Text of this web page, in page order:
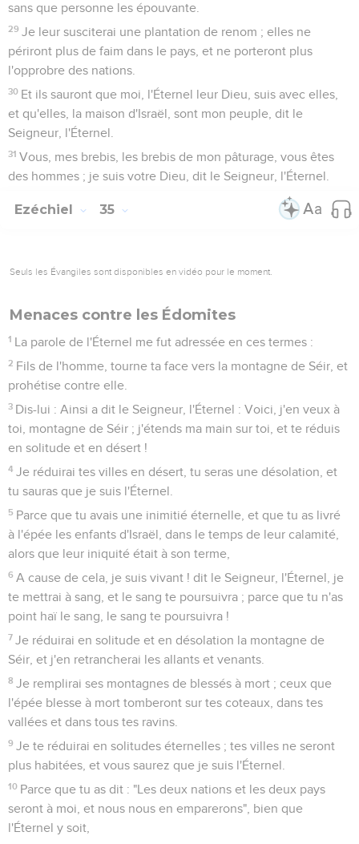
sans que personne les épouvante.
29 Je leur susciterai une plantation de renom ; elles ne
périront plus de faim dans le pays, et ne porteront plus
l'opprobre des nations.
30 Et ils sauront que moi, l'Éternel leur Dieu, suis avec elles,
et qu'elles, la maison d'Israël, sont mon peuple, dit le
Seigneur, l'Éternel.
31 Vous, mes brebis, les brebis de mon pâturage, vous êtes
des hommes ; je suis votre Dieu, dit le Seigneur, l'Éternel.
Ezéchiel 35
Seuls les Évangiles sont disponibles en vidéo pour le moment.
Menaces contre les Édomites
1 La parole de l'Éternel me fut adressée en ces termes :
2 Fils de l'homme, tourne ta face vers la montagne de Séir, et
prohétise contre elle.
3 Dis-lui : Ainsi a dit le Seigneur, l'Éternel : Voici, j'en veux à
toi, montagne de Séir ; j'étends ma main sur toi, et te réduis
en solitude et en désert !
4 Je réduirai tes villes en désert, tu seras une désolation, et
tu sauras que je suis l'Éternel.
5 Parce que tu avais une inimitié éternelle, et que tu as livré
à l'épée les enfants d'Israël, dans le temps de leur calamité,
alors que leur iniquité était à son terme,
6 A cause de cela, je suis vivant ! dit le Seigneur, l'Éternel, je
te mettrai à sang, et le sang te poursuivra ; parce que tu n'as
point haï le sang, le sang te poursuivra !
7 Je réduirai en solitude et en désolation la montagne de
Séir, et j'en retrancherai les allants et venants.
8 Je remplirai ses montagnes de blessés à mort ; ceux que
l'épée blesse à mort tomberont sur tes coteaux, dans tes
vallées et dans tous tes ravins.
9 Je te réduirai en solitudes éternelles ; tes villes ne seront
plus habitées, et vous saurez que je suis l'Éternel.
10 Parce que tu as dit : "Les deux nations et les deux pays
seront à moi, et nous nous en emparerons", bien que
l'Éternel y soit,